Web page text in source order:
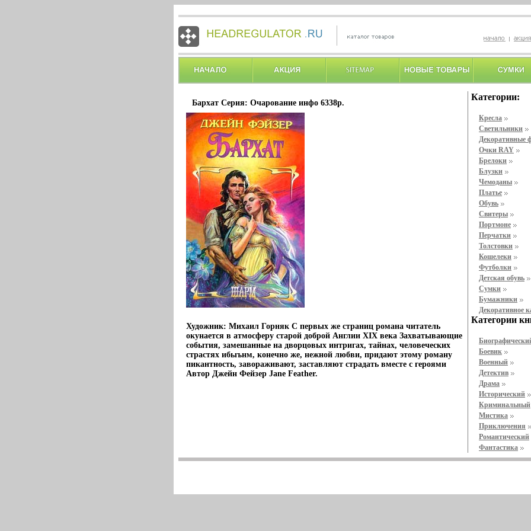
Бархат Серия: Очарование инфо 6338p.
Художник: Михаил Горняк С первых же страниц романа читатель
окунается в атмосферу старой доброй Англии XIX века Захватывающие
события, замешанные на дворцовых интригах, тайнах, человеческих
страстях ибыънм, конечно же, нежной любви, придают этому роману
пикантность, завораживают, заставляют страдать вместе с героями
Автор Джейн Фейзер Jane Feather.
Категории:
Кресла
Светильники
Декоративные
Очки RAY
Брелоки
Блузки
Чемоданы
Платье
Обувь
Свитеры
Портмоне
Перчатки
Толстовки
Кошелеки
Футболки
Детская обувь
Cумки
Бумажники
Декоративное
Категории
Боевик
Военный
Детектив
Драма
Исторический
Криминальный
Мистика
Приключения
Романтический
Фантастика